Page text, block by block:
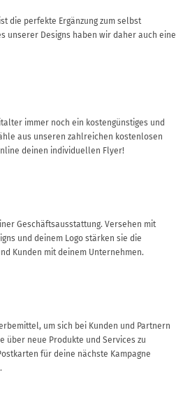
die perfekte Ergänzung zum selbst
unserer Designs haben wir daher auch eine
immer noch ein kostengünstiges und
aus unseren zahlreichen kostenlosen
deinen individuellen Flyer!
Geschäftsausstattung. Versehen mit
und deinem Logo stärken sie die
Kunden mit deinem Unternehmen.
um sich bei Kunden und Partnern
über neue Produkte und Services zu
für deine nächste Kampagne